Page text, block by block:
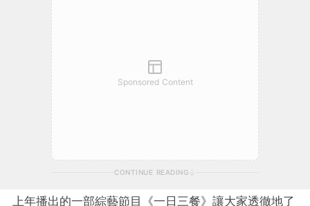
Sponsored Content
CONTINUE READING
上年播出的一部綜藝節目《一日三餐》讓大家透徹地了